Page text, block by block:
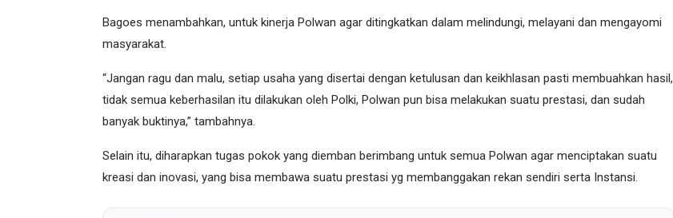
Bagoes menambahkan, untuk kinerja Polwan agar ditingkatkan dalam melindungi, melayani dan mengayomi
masyarakat.
“Jangan ragu dan malu, setiap usaha yang disertai dengan ketulusan dan keikhlasan pasti membuahkan hasil,
tidak semua keberhasilan itu dilakukan oleh Polki, Polwan pun bisa melakukan suatu prestasi, dan sudah
banyak buktinya,” tambahnya.
Selain itu, diharapkan tugas pokok yang diemban berimbang untuk semua Polwan agar menciptakan suatu
kreasi dan inovasi, yang bisa membawa suatu prestasi yg membanggakan rekan sendiri serta Instansi.